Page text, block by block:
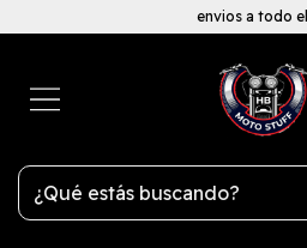
envios a todo